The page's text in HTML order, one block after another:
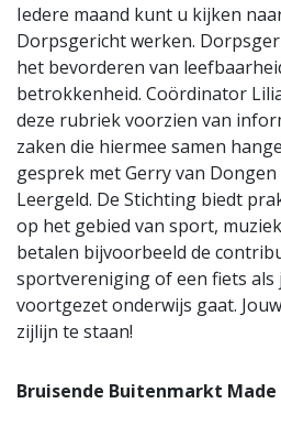
Iedere maand kunt u kijken
Dorpsgericht werken.
het bevorderen van
betrokkenheid. Coördinator
deze rubriek voorzien van
zaken die hiermee samen
gesprek met Gerry van
Leergeld. De Stichting biedt
op het gebied van sport,
betalen bijvoorbeeld de
sportvereniging of een fiets als
voortgezet onderwijs gaat.
zijlijn te staan!
Bruisende Buitenmarkt Made